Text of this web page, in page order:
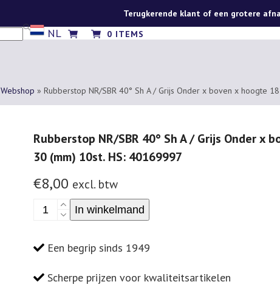
Terugkerende klant of een grotere
NL 0 ITEMS
Webshop » Rubberstop NR/SBR 40° Sh A / Grijs Onder x boven x hoogte
Rubberstop NR/SBR 40° Sh A / Grijs Onder x
30 (mm) 10st. HS: 40169997
€8,00 excl. btw
Rubberstop
40°
A
In winkelmand
Een begrip sinds 1949
Scherpe prijzen voor kwaliteitsartikelen